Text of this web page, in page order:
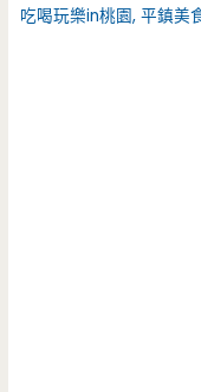
吃喝玩樂in桃園,平鎮美